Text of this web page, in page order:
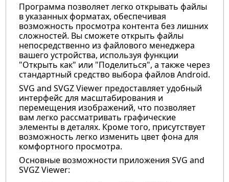
Программа позволяет легко открывать файлы
в указанных форматах, обеспечивая
возможность просмотра контента без лишних
сложностей. Вы сможете открыть файлы
непосредственно из файлового менеджера
вашего устройства, используя функции
"Открыть как" или "Поделиться", а также через
стандартный средство выбора файлов Android.
SVG and SVGZ Viewer предоставляет удобный
интерфейс для масштабирования и
перемещения изображений, что позволяет
вам легко рассматривать графические
элементы в деталях. Кроме того, присутствует
возможность легко изменить цвет фона для
комфортного просмотра.
Основные возможности приложения SVG and
SVGZ Viewer: